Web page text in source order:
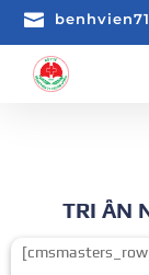

TRI ÂN